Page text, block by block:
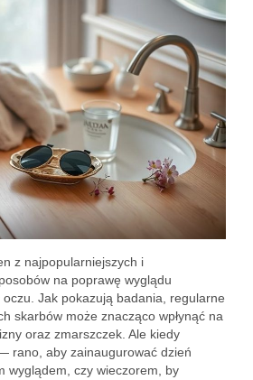
z najpopularniejszych i
na poprawę wyglądu
oczu. Jak pokazują badania, regularne
skarbów może znacząco wpłynąć na
oraz zmarszczek. Ale kiedy
rano, aby zainaugurować dzień
wyglądem, czy wieczorem, by